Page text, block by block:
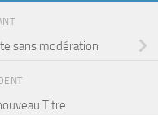
sans modération
Titre